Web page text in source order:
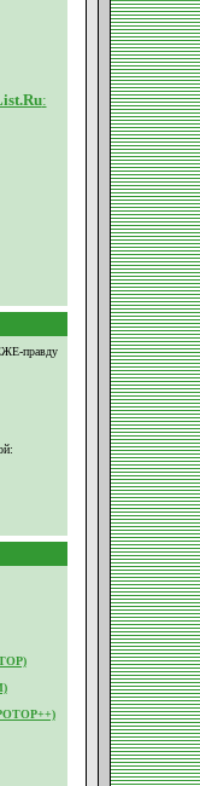
:
правду